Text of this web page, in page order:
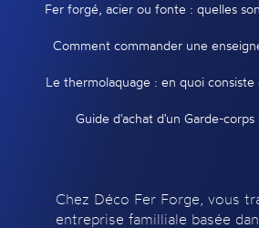
Fer forgé, acier ou fonte : quelles
Comment commander une
Le thermolaquage : en quoi
Guide d'achat d'un Garde-corps
Chez Déco Fer Forge, vous
entreprise familliale basée